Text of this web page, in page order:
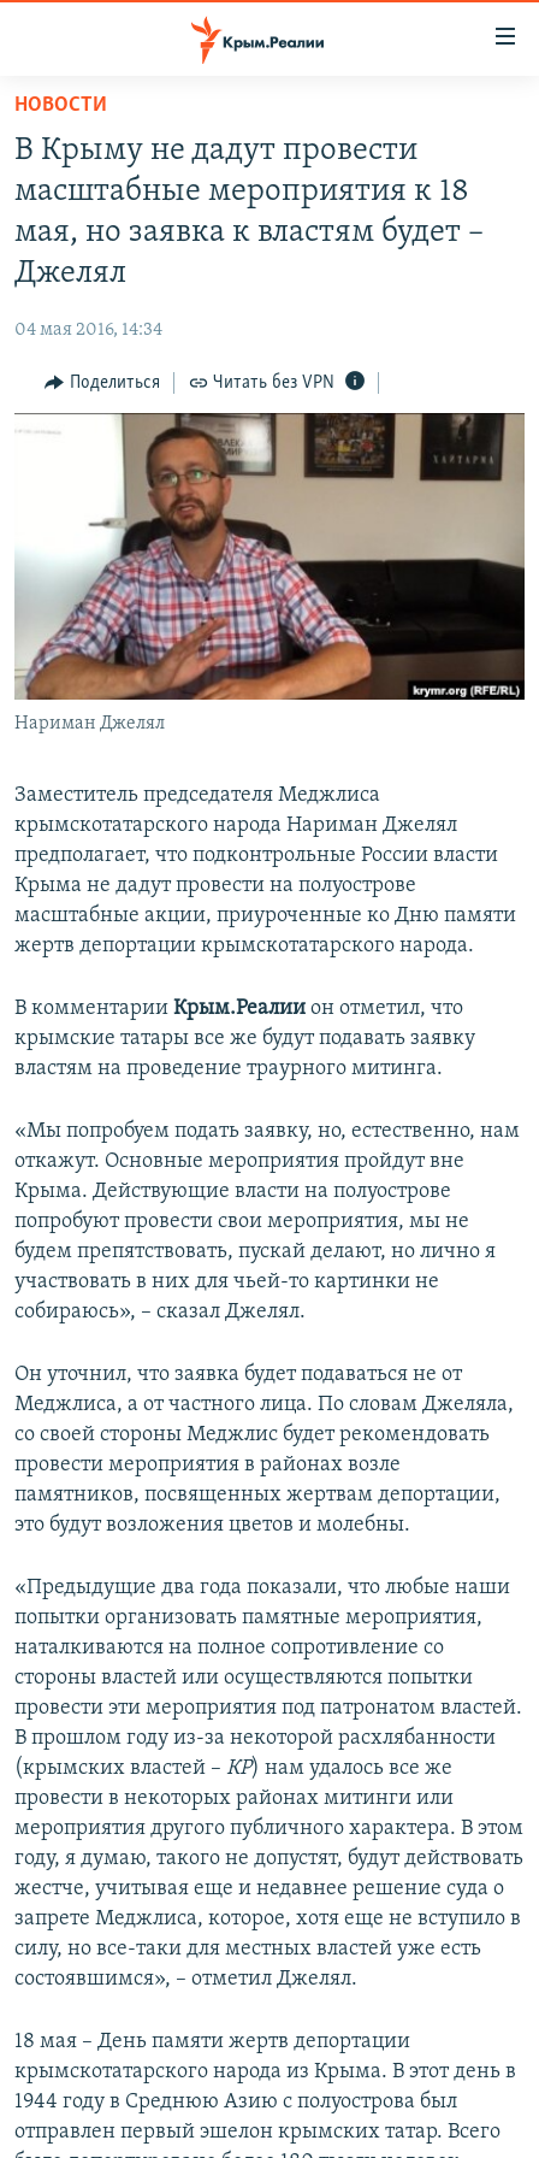
Вернуться
основному
содержанию
главной
Вернутся
поиску
СПЕЦПРОЕКТЫ
ИСТОРИЯ
ИНФОГРАФИКА
ТЕЛЕПРОЕКТ КРЫМ.РЕАЛИИ
СОВЕТЫ ПРАВОЗАЩИТНИКОВ
ПРОПАВШИЕ БЕЗ ВЕСТИ
ПОБЕДИТЕЛЕЙ НЕ СУДЯТ?
КРЫМ.НЕПОКОРЕННЫЙ
ELIFBE
УКРАИНСКАЯ ПРОБЛЕМА КРЫМА
РАДІО СВОБОДА
КАК ОБОЙТИ БЛОКИРОВКУ
Українською
ПРИСОЕДИНЯЙТЕСЬ!
Все сайты RFE/RL
НОВОСТИ
В Крыму не дадут провести
масштабные мероприятия к 18
мая, но заявка к властям будет –
Джелял
04 мая 2016, 14:34
Поделиться Читать без VPN
Нариман Джелял
Заместитель председателя Меджлиса
крымскотатарского народа Нариман Джелял
предполагает, что подконтрольные России власти
Крыма не дадут провести на полуострове
масштабные акции, приуроченные ко Дню памяти
жертв депортации крымскотатарского народа.
В комментарии Крым.Реалии он отметил, что
крымские татары все же будут подавать заявку
властям на проведение траурного митинга.
«Мы попробуем подать заявку, но, естественно, нам
откажут. Основные мероприятия пройдут вне
Крыма. Действующие власти на полуострове
попробуют провести свои мероприятия, мы не
будем препятствовать, пускай делают, но лично я
участвовать в них для чьей-то картинки не
собираюсь», – сказал Джелял.
Он уточнил, что заявка будет подаваться не от
Меджлиса, а от частного лица. По словам Джеляла,
со своей стороны Меджлис будет рекомендовать
провести мероприятия в районах возле
памятников, посвященных жертвам депортации,
это будут возложения цветов и молебны.
«Предыдущие два года показали, что любые наши
попытки организовать памятные мероприятия,
наталкиваются на полное сопротивление со
стороны властей или осуществляются попытки
провести эти мероприятия под патронатом властей.
В прошлом году из-за некоторой расхлябанности
(крымских властей – КР) нам удалось все же
провести в некоторых районах митинги или
мероприятия другого публичного характера. В этом
году, я думаю, такого не допустят, будут действовать
жестче, учитывая еще и недавнее решение суда о
запрете Меджлиса, которое, хотя еще не вступило в
силу, но все-таки для местных властей уже есть
состоявшимся», – отметил Джелял.
18 мая – День памяти жертв депортации
крымскотатарского народа из Крыма. В этот день в
1944 году в Среднюю Азию с полуострова был
отправлен первый эшелон крымских татар. Всего